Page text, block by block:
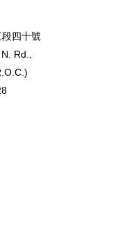
四十號
Rd.,